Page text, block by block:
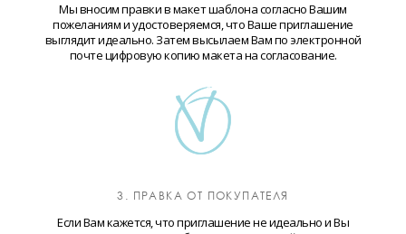
Мы вносим правки в макет шаблона согласно Вашим
пожеланиям и удостоверяемся, что Ваше приглашение
выглядит идеально. Затем высылаем Вам по электронной
почте цифровую копию макета на согласование.
3. ПРАВКА ОТ ПОКУПАТЕЛЯ
Если Вам кажется, что приглашение не идеально и Вы